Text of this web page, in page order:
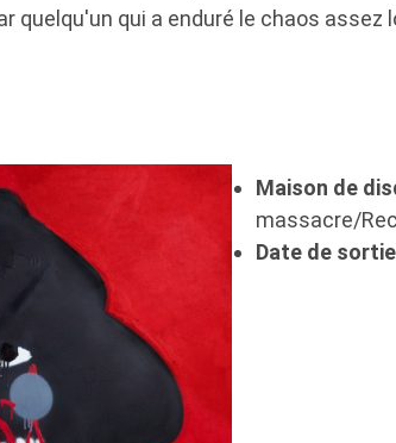
quelqu'un qui a enduré le chaos assez
Maison de
massacre/
Date de